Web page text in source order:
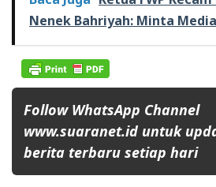
Nenek Bahriyah: Minta
Follow WhatsApp Channel
www.suaranet.id untuk
berita terbaru setiap hari